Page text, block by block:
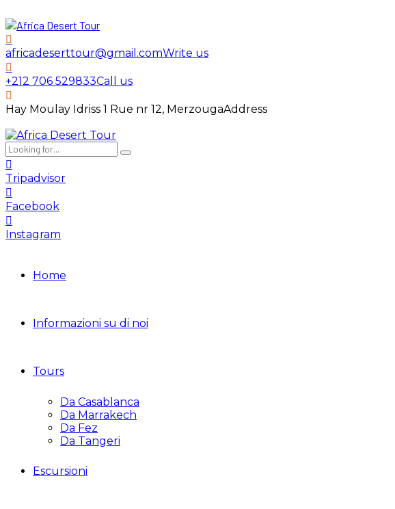
africadeserttour@gmail.comWrite us
+212 706 529833Call us
Hay Moulay Idriss 1 Rue nr 12, MerzougaAddress
Tripadvisor
Facebook
Instagram
Home
Informazioni su di noi
Tours
Da Casablanca
Da Marrakech
Da Fez
Da Tangeri
Escursioni